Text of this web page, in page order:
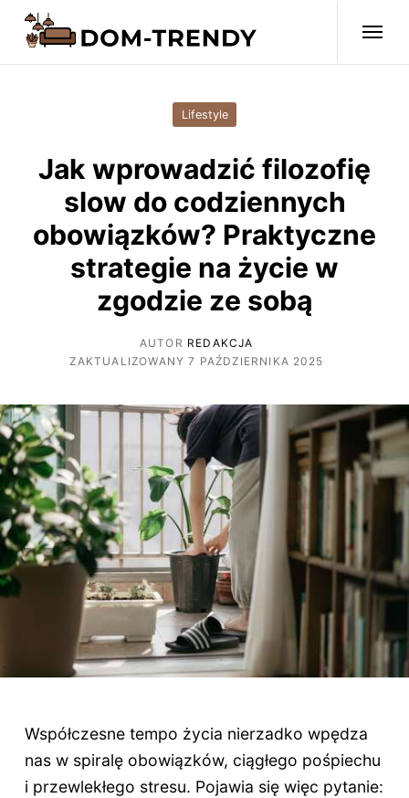
Lifestyle
Jak wprowadzić filozofię
slow do codziennych
obowiązków? Praktyczne
strategie na życie w
zgodzie ze sobą
AUTOR REDAKCJA
ZAKTUALIZOWANY 7 PAŹDZIERNIKA 2025
Współczesne tempo życia nierzadko wpędza
nas w spiralę obowiązków, ciągłego pośpiechu
i przewlekłego stresu. Pojawia się więc pytanie: